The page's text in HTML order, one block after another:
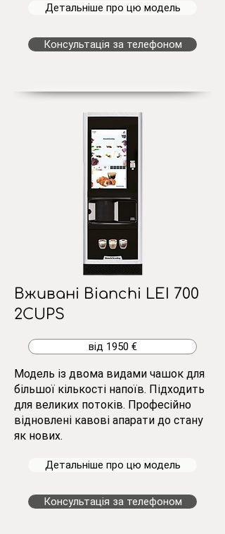
Детальніше про цю модель
Консультація за телефоном
Вживані Bianchi LEI 700
2CUPS
від 1950 €
Модель із двома видами чашок для
більшої кількості напоїв. Підходить
для великих потоків. Професійно
відновлені кавові апарати до стану
як нових.
Детальніше про цю модель
Консультація за телефоном